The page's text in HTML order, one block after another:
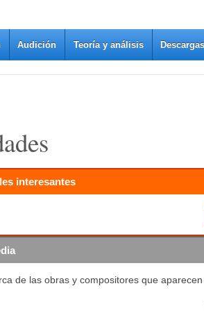
Audición Teoría y análisis Descargas
interesantes
de las obras y compositores que